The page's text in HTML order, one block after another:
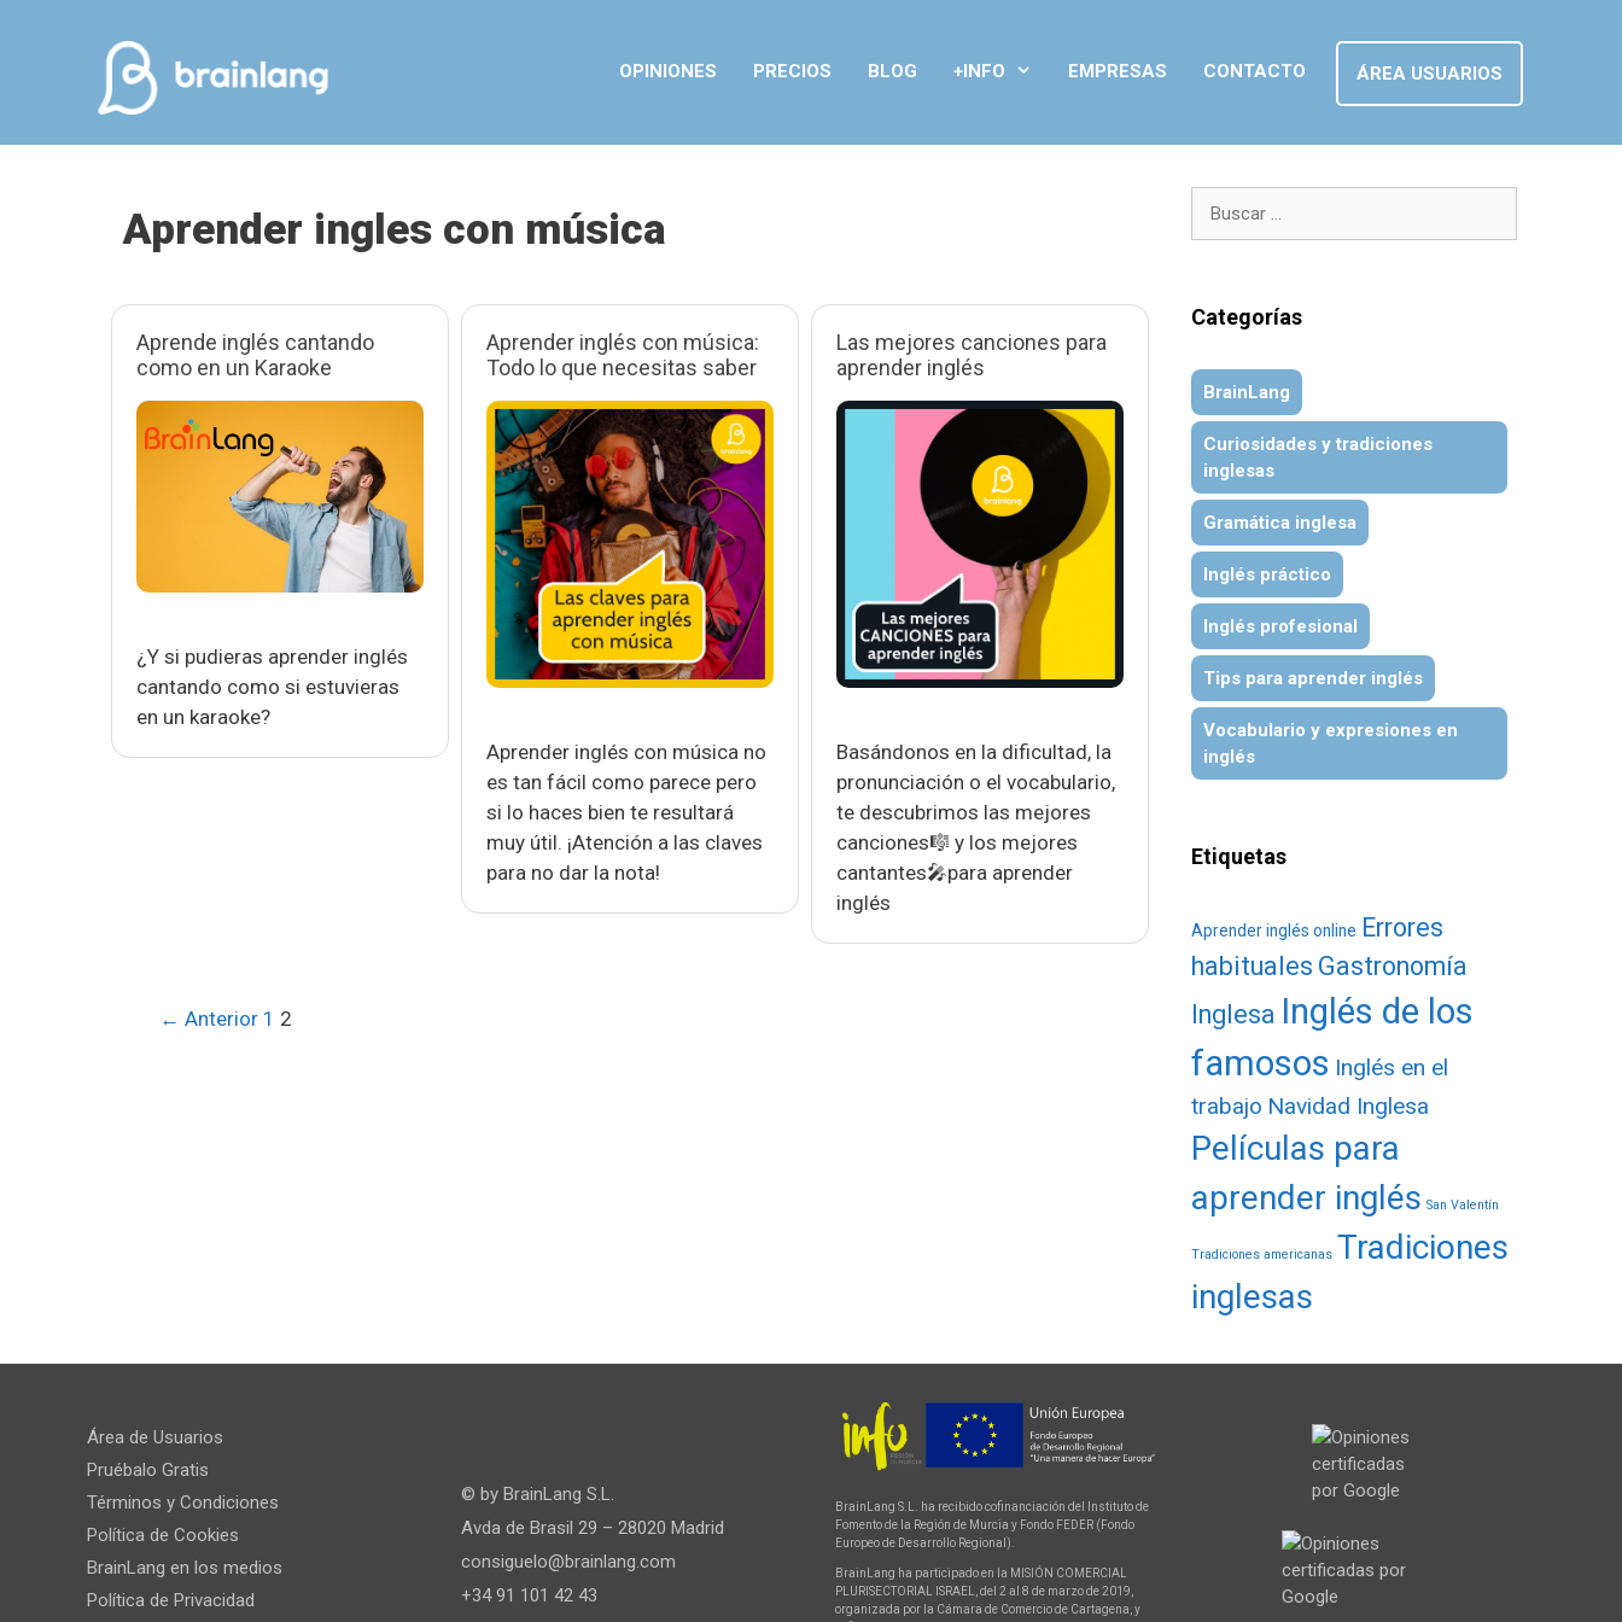
OPINIONES PRECIOS BLOG +INFO EMPRESAS CONTACTO ÁREA USUARIOS
Aprender ingles con música
Aprende inglés cantando
como en un Karaoke
¿Y si pudieras aprender inglés
cantando como si estuvieras
en un karaoke?
Aprender inglés con música:
Todo lo que necesitas saber
Aprender inglés con música no
es tan fácil como parece pero
si lo haces bien te resultará
muy útil. ¡Atención a las claves
para no dar la nota!
Las mejores canciones para
aprender inglés
Basándonos en la dificultad, la
pronunciación o el vocabulario,
te descubrimos las mejores
canciones🎼 y los mejores
cantantes🎤para aprender
inglés
Navegación
← Anterior 1 2
Categorías
BrainLang
Curiosidades y tradiciones
inglesas
Gramática inglesa
Inglés práctico
Inglés profesional
Tips para aprender inglés
Vocabulario y expresiones en
inglés
Etiquetas
Aprender inglés online Errores
habituales Gastronomía
Inglesa Inglés de los
famosos Inglés en el
trabajo Navidad Inglesa
Películas para
aprender inglés San Valentín
Tradiciones americanas Tradiciones
inglesas
Área de Usuarios
Pruébalo Gratis
Términos y Condiciones
Política de Cookies
BrainLang en los medios
Política de Privacidad
© by BrainLang S.L.
Avda de Brasil 29 – 28020 Madrid
consiguelo@brainlang.com
+34 91 101 42 43
BrainLang S.L. ha recibido cofinanciación del Instituto de
Fomento de la Región de Murcia y Fondo FEDER (Fondo
Europeo de Desarrollo Regional).
BrainLang ha participado en la MISIÓN COMERCIAL
PLURISECTORIAL ISRAEL, del 2 al 8 de marzo de 2019,
organizada por la Cámara de Comercio de Cartagena, y